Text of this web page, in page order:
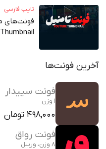
تایپ فارسی
Thumbnail)
آخرین فونت‌ها
فونت سپیدار
1 وزن
498,000 تومان
فونت رواق
8 وزن، وریبل